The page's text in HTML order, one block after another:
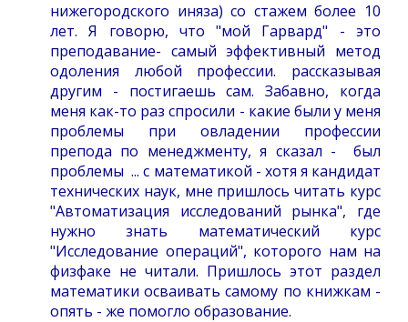
нижегородского иняза) со стажем более 10
лет. Я говорю, что "мой Гарвард" - это
преподавание- самый эффективный метод
одоления любой профессии. рассказывая
другим - постигаешь сам. Забавно, когда
меня как-то раз спросили - какие были у меня
проблемы при овладении профессии
препода по менеджменту, я сказал - был
проблемы ... с математикой - хотя я кандидат
технических наук, мне пришлось читать курс
"Автоматизация исследований рынка", где
нужно знать математический курс
"Исследование операций", которого нам на
физфаке не читали. Пришлось этот раздел
математики осваивать самому по книжкам -
опять - же помогло образование.